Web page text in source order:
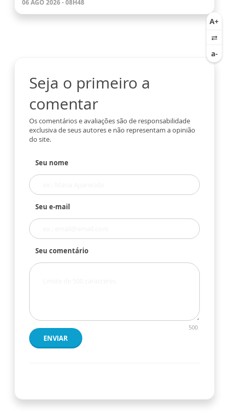
06 AGO 2026 - 08H48
Seja o primeiro a
comentar
Os comentários e avaliações são de responsabilidade
exclusiva de seus autores e não representam a opinião
do site.
Seu nome
Seu e-mail
Seu comentário
500
ENVIAR